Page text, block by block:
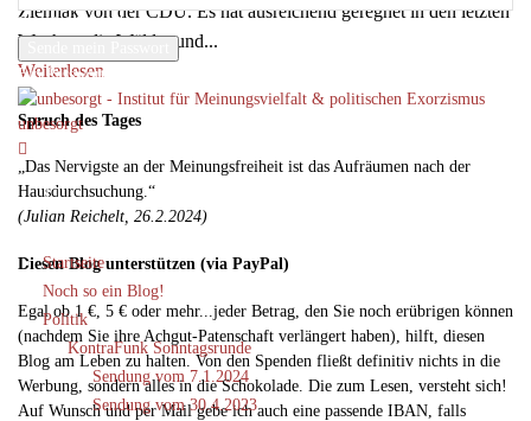
Ihre E-Mail-Adresse
Ein Passwort wird Ihnen per Email zugeschickt.
unbesorgt
Startseite
Noch so ein Blog!
Politik
KontraFunk Sonntagsrunde
Sendung vom 7.1.2024
Sendung vom 30.4.2023
Ziemiak von der CDU. Es hat ausreichend geregnet in den letzten
Wochen, die Wälder und...
Weiterlesen
Spruch des Tages
„Das Nervigste an der Meinungsfreiheit ist das Aufräumen nach der
Hausdurchsuchung.“
(Julian Reichelt, 26.2.2024)
Diesen Blog unterstützen (via PayPal)
Egal ob 1 €, 5 € oder mehr...jeder Betrag, den Sie noch erübrigen können
(nachdem Sie ihre Achgut-Patenschaft verlängert haben), hilft, diesen
Blog am Leben zu halten. Von den Spenden fließt definitiv nichts in die
Werbung, sondern alles in die Schokolade. Die zum Lesen, versteht sich!
Auf Wunsch und per Mail gebe ich auch eine passende IBAN, falls